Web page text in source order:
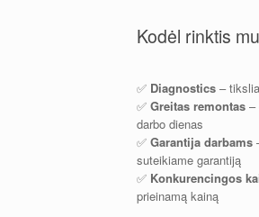
Kodėl rinktis
✅ Diagnostics –
✅ Greitas remontas –
darbo dienas
✅ Garantija darbams
suteikiame garantiją
✅ Konkurencingos
prieinamą kainą